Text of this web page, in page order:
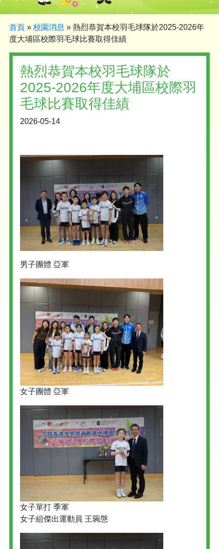
首頁 » 校園消息 » 熱烈恭賀本校羽毛球隊於2025-2026年
度大埔區校際羽毛球比賽取得佳績
熱烈恭賀本校羽毛球隊於
2025-2026年度大埔區校際羽
毛球比賽取得佳績
2026-05-14
男子團體 亞軍
女子團體 亞軍
女子單打 季軍
女子組傑出運動員 王琬慇